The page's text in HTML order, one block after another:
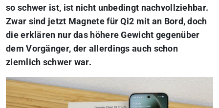
so schwer ist, ist nicht unbedingt nachvollziehbar.
Zwar sind jetzt Magnete für Qi2 mit an Bord, doch
die erklären nur das höhere Gewicht gegenüber
dem Vorgänger, der allerdings auch schon
ziemlich schwer war.